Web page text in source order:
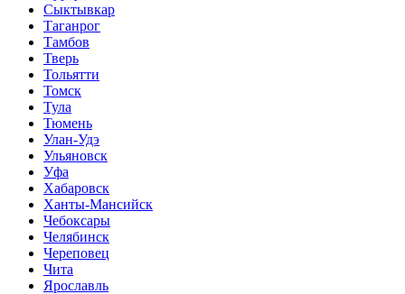
Сыктывкар
Таганрог
Тамбов
Тверь
Тольятти
Томск
Тула
Тюмень
Улан-Удэ
Ульяновск
Уфа
Хабаровск
Ханты-Мансийск
Чебоксары
Челябинск
Череповец
Чита
Ярославль